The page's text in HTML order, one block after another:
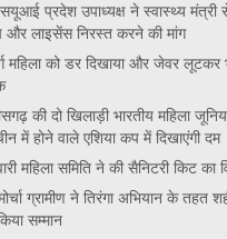
प्रदेश उपाध्यक्ष ने स्वास्थ्य मंत्री से
और लाइसेंस निरस्त करने की मांग
महिला को डर दिखाया और जेवर लूटकर
की दो खिलाड़ी भारतीय महिला
में होने वाले एशिया कप में दिखाएंगी दम
महिला समिति ने की सैनिटरी किट का
ग्रामीण ने तिरंगा अभियान के तहत
सम्मान